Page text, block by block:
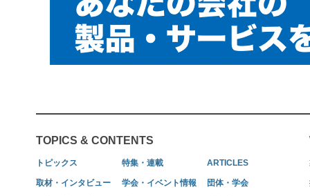
TOPICS & CONTENTS
トピックス 特集・連載 ARTICLES
取材・インタビュー 学会・イベント情報 団体・学会